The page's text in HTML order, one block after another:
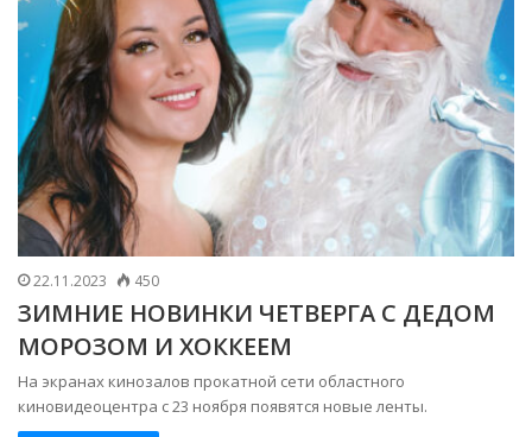
22.11.2023 450
ЗИМНИЕ НОВИНКИ ЧЕТВЕРГА С ДЕДОМ
МОРОЗОМ И ХОККЕЕМ
На экранах кинозалов прокатной сети областного
киновидеоцентра с 23 ноября появятся новые ленты.